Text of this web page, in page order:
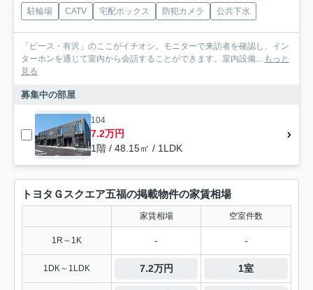
駐輪場 CATV 宅配ボックス 防犯カメラ 公共下水
「ピース・有沢」のここがイチオシ。モニターで来訪者を確認し、イン
ターホンを通じて室内から会話することができます。室内設備... もっと
見る
募集中の部屋
104
7.2万円
1階 / 48.15㎡ / 1LDK
トヨタＧスクエア五福の掲載物件の家賃相場
家賃相場 空室件数
1R～1K - -
1DK～1LDK 7.2万円 1室